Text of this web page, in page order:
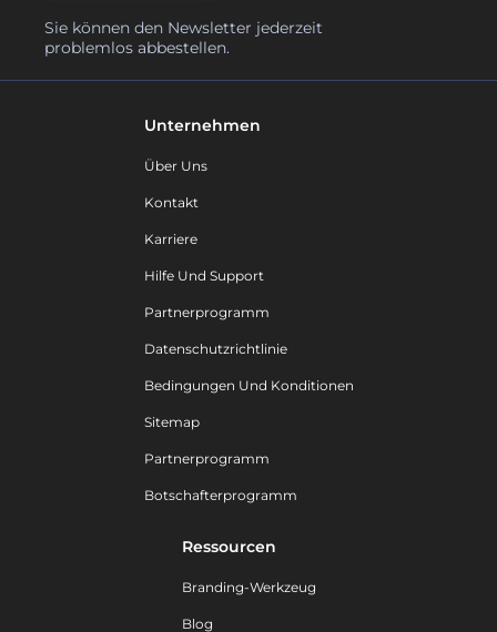
Sie können den Newsletter jederzeit
problemlos abbestellen.
Unternehmen
Über Uns
Kontakt
Karriere
Hilfe Und Support
Partnerprogramm
Datenschutzrichtlinie
Bedingungen Und Konditionen
Sitemap
Partnerprogramm
Botschafterprogramm
Ressourcen
Branding-Werkzeug
Blog